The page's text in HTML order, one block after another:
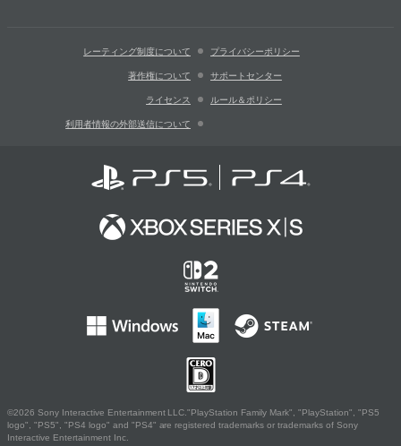
レーティング制度について プライバシーポリシー
著作権について サポートセンター
ライセンス ルール＆ポリシー
利用者情報の外部送信について
©2026 Sony Interactive Entertainment LLC."PlayStation Family Mark", "PlayStation", "PS5
logo", "PS5", "PS4 logo" and "PS4" are registered trademarks or trademarks of Sony
Interactive Entertainment Inc.